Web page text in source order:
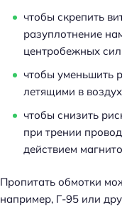
чтобы скрепить
разуплотнение
центробежных
чтобы уменьшить
летящими в
чтобы снизить
при трении
действием
Пропитать обмотки
например, Г-95 или